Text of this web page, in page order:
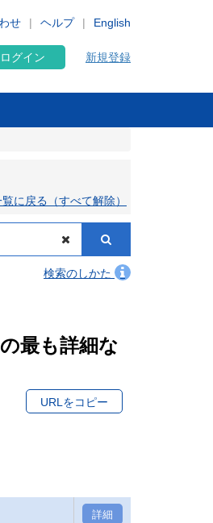
English
せ ヘルプ
ログイン 新規登録
に戻る（すべて解除）
検索のしかた
最も詳細な
URLをコピー
詳細